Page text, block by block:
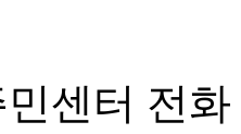
센터 전